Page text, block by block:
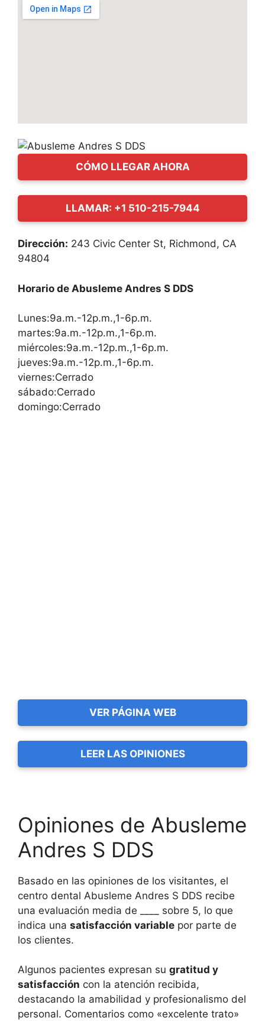
CÓMO LLEGAR AHORA
LLAMAR: +1 510-215-7944
Dirección: 243 Civic Center St, Richmond, CA
94804
Horario de Abusleme Andres S DDS
Lunes:9a.m.-12p.m.,1-6p.m.
martes:9a.m.-12p.m.,1-6p.m.
miércoles:9a.m.-12p.m.,1-6p.m.
jueves:9a.m.-12p.m.,1-6p.m.
viernes:Cerrado
sábado:Cerrado
domingo:Cerrado
VER PÁGINA WEB
LEER LAS OPINIONES
Opiniones de Abusleme
Andres S DDS
Basado en las opiniones de los visitantes, el
centro dental Abusleme Andres S DDS recibe
una evaluación media de ____ sobre 5, lo que
indica una satisfacción variable por parte de
los clientes.
Algunos pacientes expresan su gratitud y
satisfacción con la atención recibida,
destacando la amabilidad y profesionalismo del
personal. Comentarios como «excelente trato»